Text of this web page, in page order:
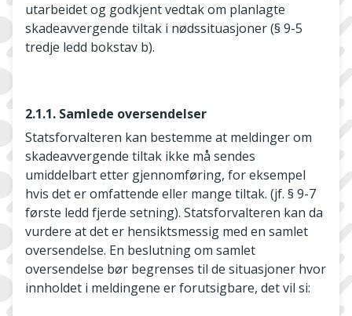
utarbeidet og godkjent vedtak om planlagte
skadeavvergende tiltak i nødssituasjoner (§ 9-5
tredje ledd bokstav b).
2.1.1. Samlede oversendelser
Statsforvalteren kan bestemme at meldinger om
skadeavvergende tiltak ikke må sendes
umiddelbart etter gjennomføring, for eksempel
hvis det er omfattende eller mange tiltak. (jf. § 9-7
første ledd fjerde setning). Statsforvalteren kan da
vurdere at det er hensiktsmessig med en samlet
oversendelse. En beslutning om samlet
oversendelse bør begrenses til de situasjoner hvor
innholdet i meldingene er forutsigbare, det vil si: